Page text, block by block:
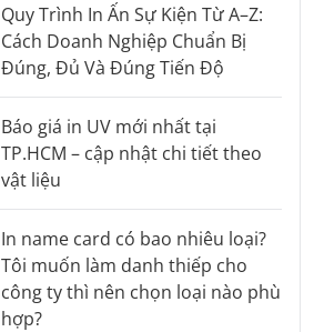
Quy Trình In Ấn Sự Kiện Từ A–Z:
Cách Doanh Nghiệp Chuẩn Bị
Đúng, Đủ Và Đúng Tiến Độ
Báo giá in UV mới nhất tại
TP.HCM – cập nhật chi tiết theo
vật liệu
In name card có bao nhiêu loại?
Tôi muốn làm danh thiếp cho
công ty thì nên chọn loại nào phù
hợp?